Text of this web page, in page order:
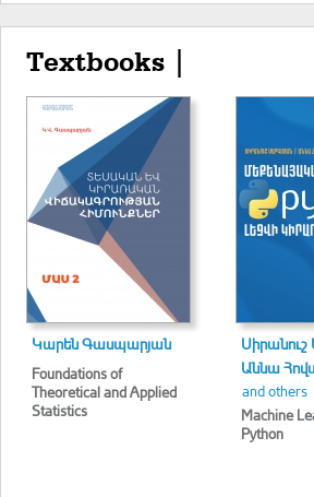
Textbooks |
Կարեն Գասպարյան
Foundations of
Theoretical and Applied
Statistics
Աննա
and others
Machine
Python